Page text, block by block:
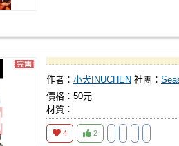
作者： 小犬INUCHEN 社團：
價格：50元
材質：
4 2